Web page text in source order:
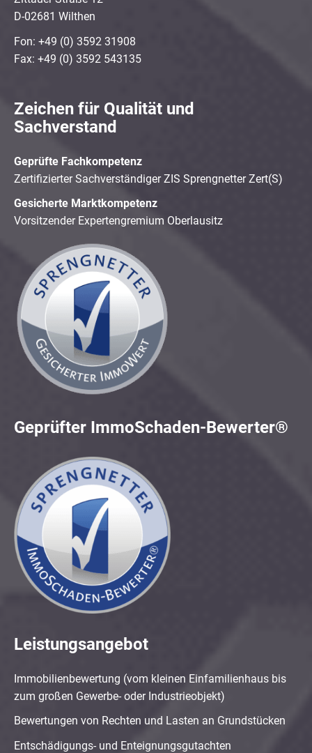
D-02681 Wilthen
Fon: +49 (0) 3592 31908
Fax: +49 (0) 3592 543135
Zeichen für Qualität und
Sachverstand
Geprüfte Fachkompetenz
Zertifizierter Sachverständiger ZIS Sprengnetter Zert(S)
Gesicherte Marktkompetenz
Vorsitzender Expertengremium Oberlausitz
Geprüfter ImmoSchaden-Bewerter®
Leistungsangebot
Immobilienbewertung (vom kleinen Einfamilienhaus bis
zum großen Gewerbe- oder Industrieobjekt)
Bewertungen von Rechten und Lasten an Grundstücken
Entschädigungs- und Enteignungsgutachten